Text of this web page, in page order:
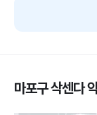
마포구 삭센다